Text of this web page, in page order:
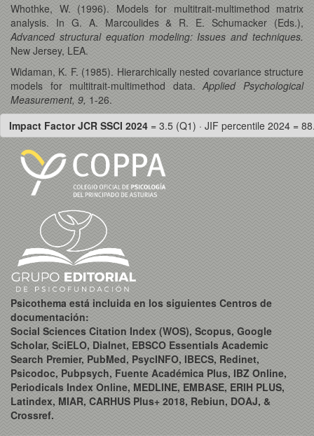
Whothke, W. (1996). Models for multitrait-multimethod matrix
analysis. In G. A. Marcoulides & R. E. Schumacker (Eds.),
Advanced structural equation modeling: Issues and techniques.
New Jersey, LEA.
Widaman, K. F. (1985). Hierarchically nested covariance structure
models for multitrait-multimethod data.Applied Psychological
Measurement, 9, 1-26.
Impact Factor JCR SSCI 2024 = 3.5 (Q1) · JIF percentile 2024 =
Psicothema está incluida en los siguientes Centros de
documentación:
Social Sciences Citation Index (WOS), Scopus, Google
Scholar, SciELO, Dialnet, EBSCO Essentials Academic
Search Premier, PubMed, PsycINFO, IBECS, Redinet,
Psicodoc, Pubpsych, Fuente Académica Plus, IBZ Online,
Periodicals Index Online, MEDLINE, EMBASE, ERIH PLUS,
Latindex, MIAR, CARHUS Plus+ 2018, Rebiun, DOAJ, &
Crossref.